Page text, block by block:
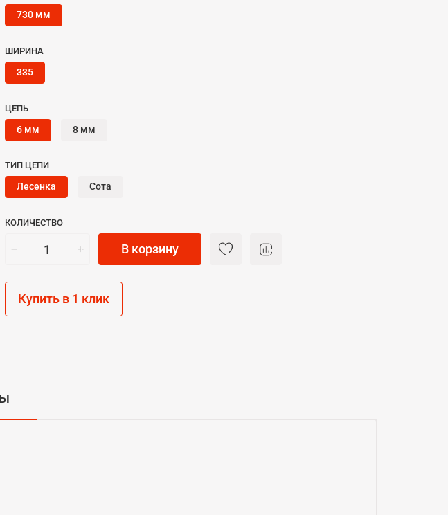
КОЛИЧЕСТВО
В корзину
Купить в 1 клик
730 мм
ШИРИНА
335
ЦЕПЬ
6 мм 8 мм
ТИП ЦЕПИ
Лесенка Сота